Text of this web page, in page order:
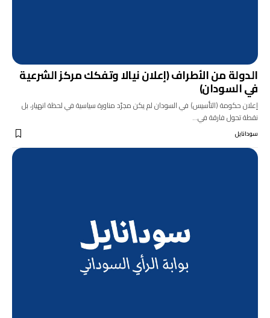
الدولة من الأطراف (إعلان نيالا وتفكك مركز الشرعية
في السودان)
إعلان حكومة (التأسيس) في السودان لم يكن مجرّد مناورة سياسية في لحظة انهيار، بل
نقطة تحول فارقة في…
سودانايل